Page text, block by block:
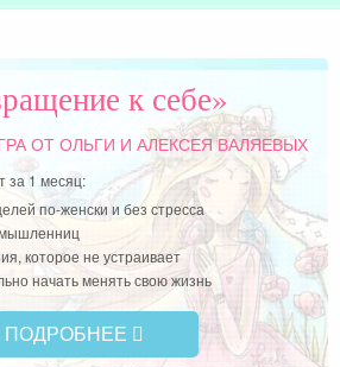
к себе»
ОТ ОЛЬГИ И АЛЕКСЕЯ ВАЛЯЕВЫХ
за 1 месяц:
по-женски и без стресса
которое не устраивает
начать менять свою жизнь
ПОДРОБНЕЕ